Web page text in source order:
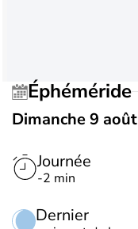
Éphéméride
Dimanche 9 août
Journée
-2 min
Dernier